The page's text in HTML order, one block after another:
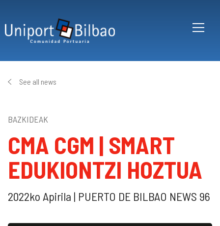
See all news
BAZKIDEAK
CMA CGM | SMART
EDUKIONTZI HOZTUA
2022ko Apirila | PUERTO DE BILBAO NEWS 96